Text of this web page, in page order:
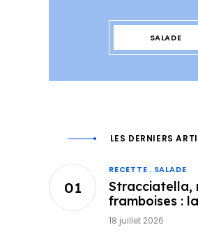
SALADE
LES DERNIERS
RECETTE SALADE
Stracciatella,
framboises :
18 juillet 2026